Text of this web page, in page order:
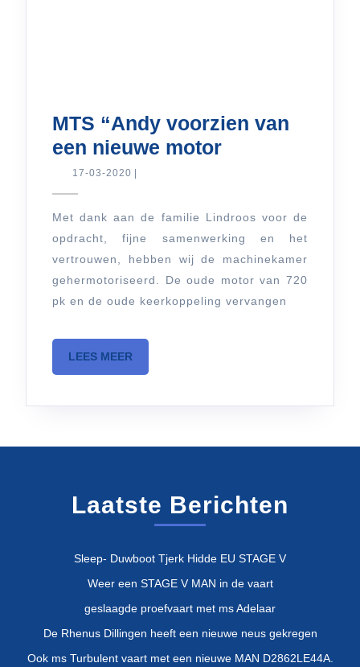
MTS “Andy voorzien van
een nieuwe motorMTS
van
een
nieuwe
motor
17-03-2020 17-
Met dank aan de familie Lindroos voor de
opdracht, fijne samenwerking en het
vertrouwen, hebben wij de machinekamer
gehermotoriseerd. De oude motor van 720
pk en de oude keerkoppeling vervangen
LEES MEER
MEER
Laatste Berichten
Sleep- Duwboot Tjerk Hidde EU STAGE V
Weer een STAGE V MAN in de vaart
geslaagde proefvaart met ms Adelaar
De Rhenus Dillingen heeft een nieuwe neus gekregen
Ook ms Turbulent vaart met een nieuwe MAN D2862LE44A.